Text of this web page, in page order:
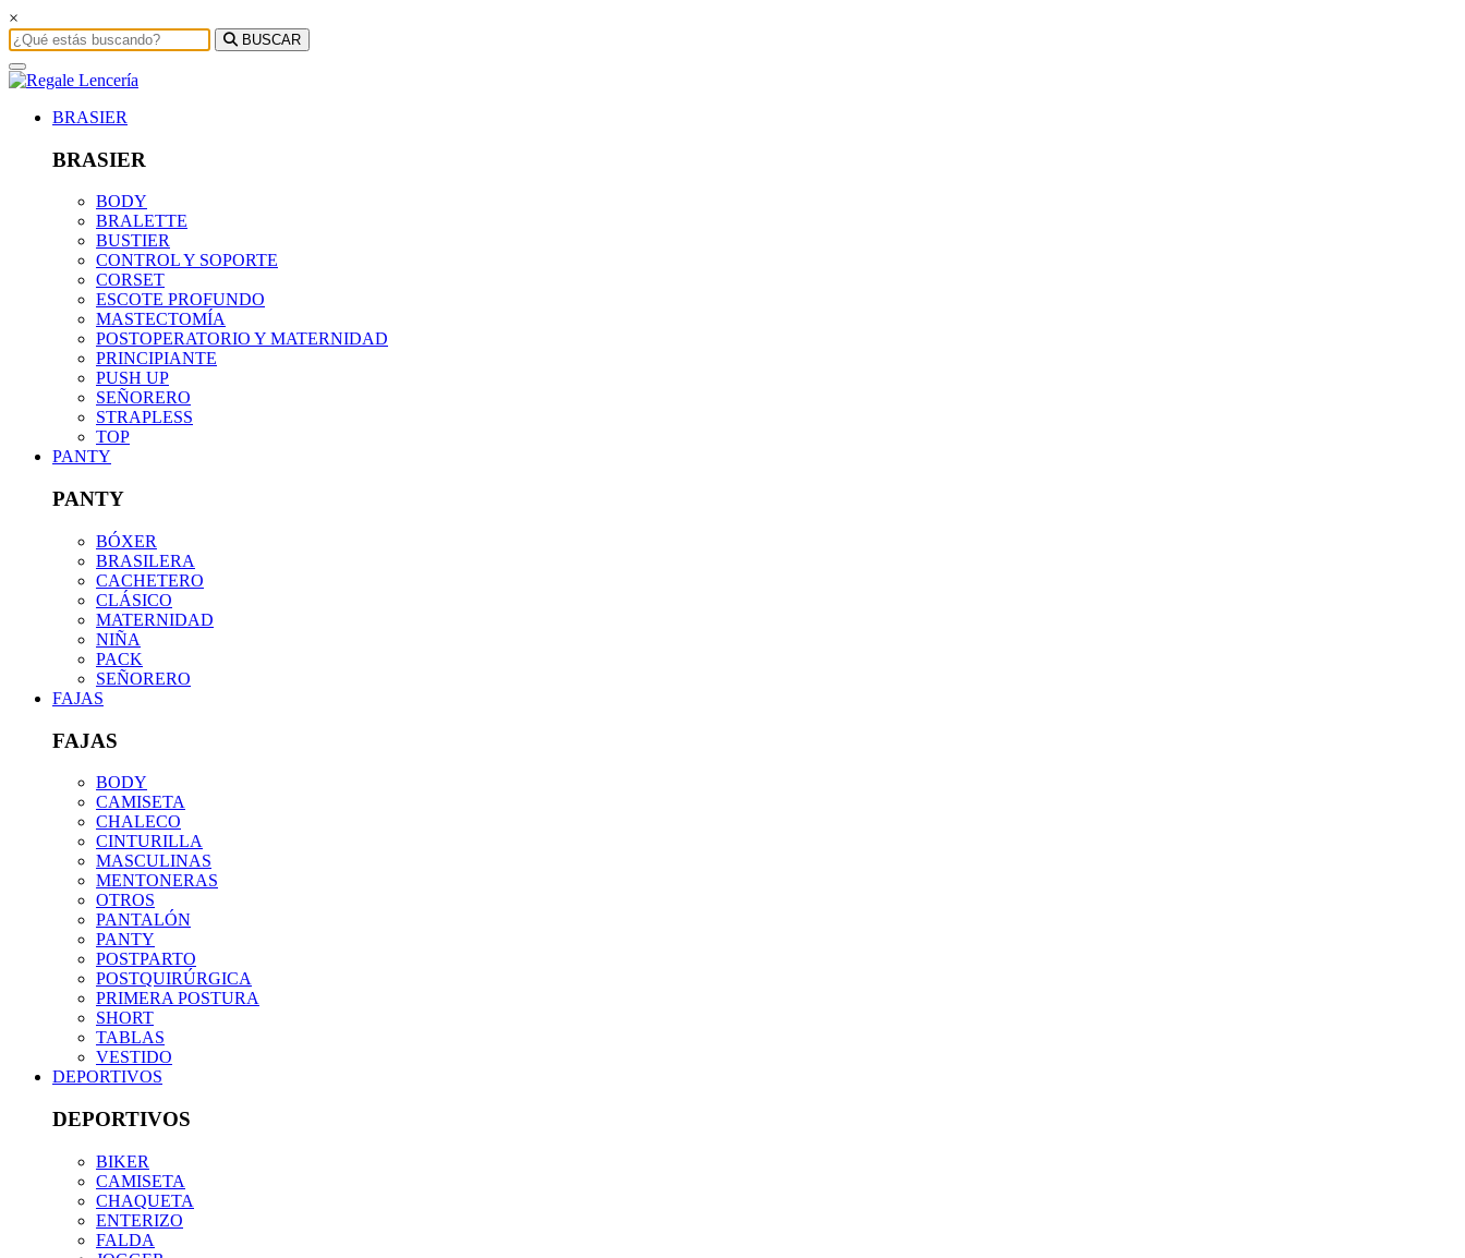
×
BUSCAR
BRASIER
BRASIER
BODY
BRALETTE
BUSTIER
CONTROL Y SOPORTE
CORSET
ESCOTE PROFUNDO
MASTECTOMÍA
POSTOPERATORIO Y MATERNIDAD
PRINCIPIANTE
PUSH UP
SEÑORERO
STRAPLESS
TOP
PANTY
PANTY
BÓXER
BRASILERA
CACHETERO
CLÁSICO
MATERNIDAD
NIÑA
PACK
SEÑORERO
FAJAS
FAJAS
BODY
CAMISETA
CHALECO
CINTURILLA
MASCULINAS
MENTONERAS
OTROS
PANTALÓN
PANTY
POSTPARTO
POSTQUIRÚRGICA
PRIMERA POSTURA
SHORT
TABLAS
VESTIDO
DEPORTIVOS
DEPORTIVOS
BIKER
CAMISETA
CHAQUETA
ENTERIZO
FALDA